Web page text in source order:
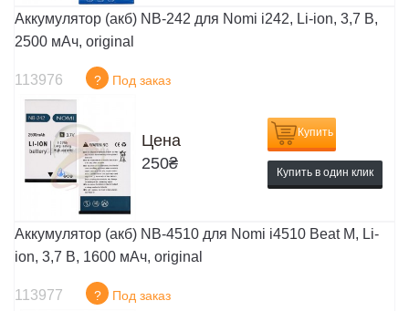
Аккумулятор (акб) NB-242 для Nomi i242, Li-ion, 3,7 В,
2500 мАч, original
113976 ? Под заказ
Цена
250₴
Купить
Купить в один клик
Аккумулятор (акб) NB-4510 для Nomi i4510 Beat M, Li-
ion, 3,7 В, 1600 мАч, original
113977 ? Под заказ